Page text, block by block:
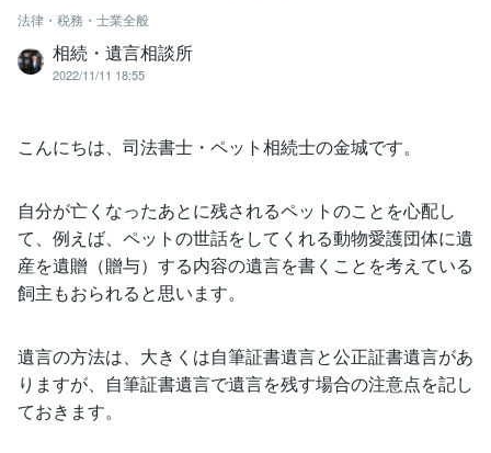
法律・税務・士業全般
相続・遺言相談所
2022/11/11 18:55
こんにちは、司法書士・ペット相続士の金城です。
自分が亡くなったあとに残されるペットのことを心配し
て、例えば、ペットの世話をしてくれる動物愛護団体に遺
産を遺贈（贈与）する内容の遺言を書くことを考えている
飼主もおられると思います。
遺言の方法は、大きくは自筆証書遺言と公正証書遺言があ
りますが、自筆証書遺言で遺言を残す場合の注意点を記し
ておきます。